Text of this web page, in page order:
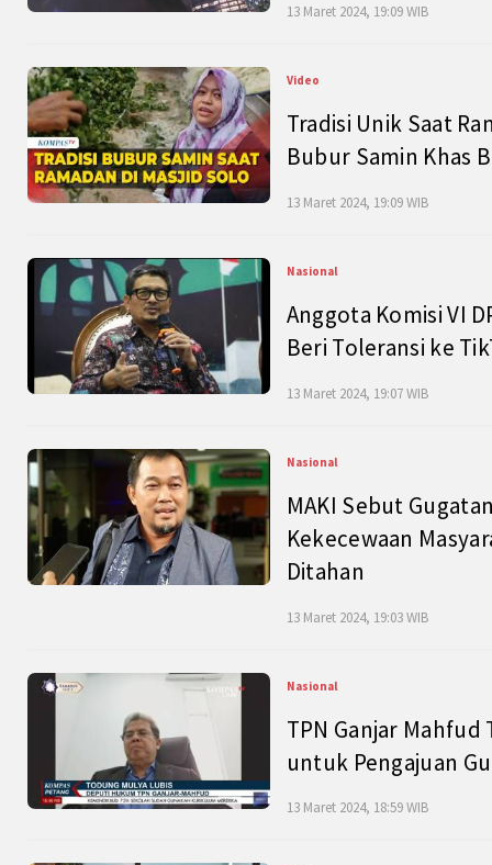
13 Maret 2024, 19:09 WIB
Video
Tradisi Unik Saat
Bubur Samin Khas
13 Maret 2024, 19:09 WIB
Nasional
Anggota Komisi VI
Beri Toleransi ke
13 Maret 2024, 19:07 WIB
Nasional
MAKI Sebut
Kekecewaan
Ditahan
13 Maret 2024, 19:03 WIB
Nasional
TPN Ganjar
untuk Pengajuan
13 Maret 2024, 18:59 WIB